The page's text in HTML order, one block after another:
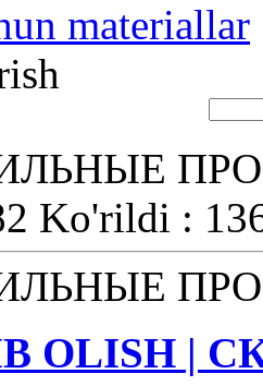
materiallar
Ko'rildi :
OLISH |